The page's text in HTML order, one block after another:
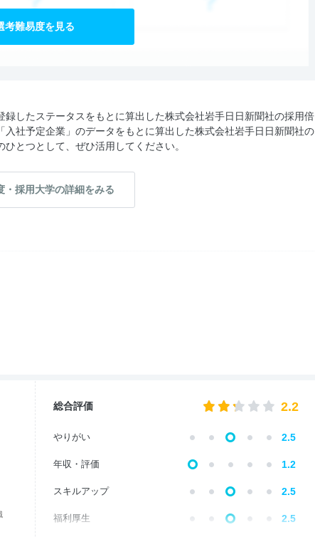
考難易度を見る
したステータスをもとに算出した株式会社岩手日日新聞社の採用倍
社予定企業」のデータをもとに算出した株式会社岩手日日新聞社の
とつとして、ぜひ活用してください。
・採用大学の詳細をみる
総合評価 2.2
やりがい 2.5
年収・評価 1.2
スキルアップ 2.5
福利厚生 2.5